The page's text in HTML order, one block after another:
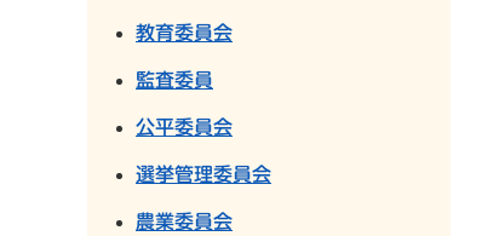
教育委員会
監査委員
公平委員会
選挙管理委員会
農業委員会